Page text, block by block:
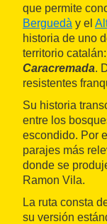
que permite
Berguedà y el
historia de uno
territorio catalán:
Caracremada.
resistentes
Su historia
entre los
escondido. Por
parajes más
donde se
Ramon Vila.
La ruta consta
su versión